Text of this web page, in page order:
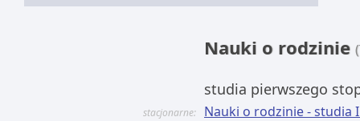
Nauki o rodzinie
studia pierwszego
stacjonarne: Nauki o rodzinie - studia